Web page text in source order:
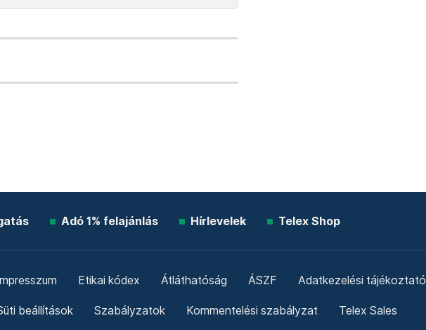
Adó 1% felajánlás Hírlevelek Telex Shop
Etikai kódex Átláthatóság ÁSZF Adatkezelési tájékoztató
beállítások Szabályzatok Kommentelési szabályzat Telex Sales